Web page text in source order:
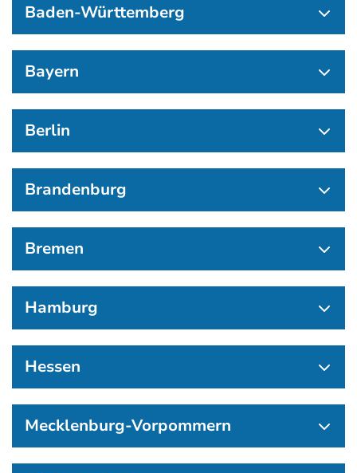
Baden-Württemberg
Bayern
Berlin
Brandenburg
Bremen
Hamburg
Hessen
Mecklenburg-Vorpommern